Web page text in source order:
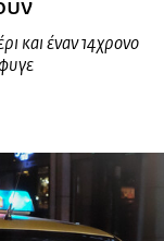
και έναν 14χρονο